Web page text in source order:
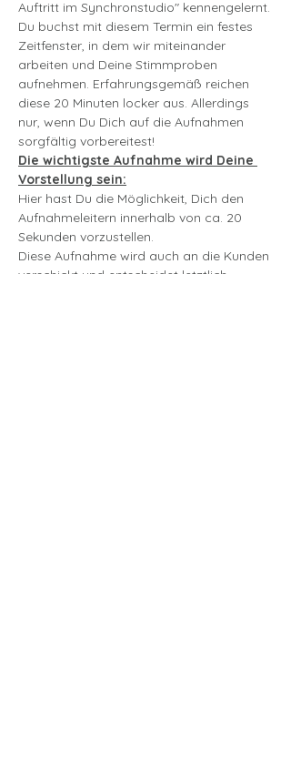
Auftritt im Synchronstudio" kennengelernt.
Du buchst mit diesem Termin ein festes
Zeitfenster, in dem wir miteinander
arbeiten und Deine Stimmproben
aufnehmen. Erfahrungsgemäß reichen
diese 20 Minuten locker aus. Allerdings
nur, wenn Du Dich auf die Aufnahmen
sorgfältig vorbereitest!
Die wichtigste Aufnahme wird Deine
Vorstellung sein:
Hier hast Du die Möglichkeit, Dich den
Aufnahmeleitern innerhalb von ca. 20
Sekunden vorzustellen.
Diese Aufnahme wird auch an die Kunden
verschickt und entscheidet letztlich